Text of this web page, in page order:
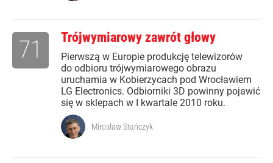
Trójwymiarowy zawrót głowy
Pierwszą w Europie produkcję telewizorów
do odbioru trójwymiarowego obrazu
uruchamia w Kobierzycach pod Wrocławiem
LG Electronics. Odbiorniki 3D powinny pojawić
się w sklepach w I kwartale 2010 roku.
71
Mirosław Stańczyk